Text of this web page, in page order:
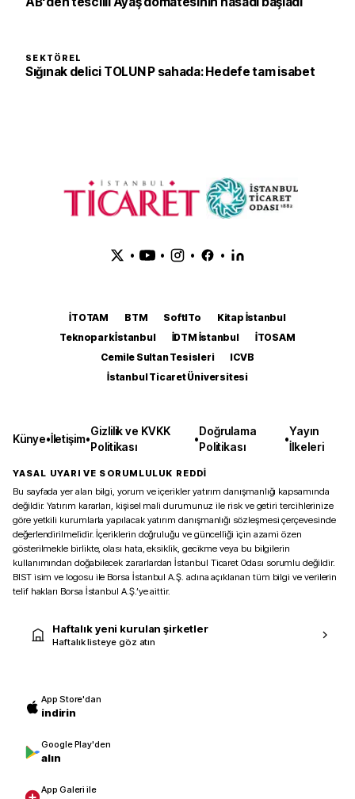
SEKTÖREL
Sığınak delici TOLUN P sahada: Hedefe tam isabet
• • • •
İTOTAM BTM SoftITo
Kitap İstanbul
Teknopark İstanbul
İDTM İstanbul
İTOSAM
Cemile Sultan Tesisleri
ICVB
İstanbul Ticaret Üniversitesi
Künye•İletişim•
Gizlilik ve KVKK
Politikası
•
Doğrulama
Politikası
•
Yayın
İlkeleri
YASAL UYARI VE SORUMLULUK REDDİ
Bu sayfada yer alan bilgi, yorum ve içerikler yatırım danışmanlığı kapsamında
değildir. Yatırım kararları, kişisel mali durumunuz ile risk ve getiri tercihlerinize
göre yetkili kurumlarla yapılacak yatırım danışmanlığı sözleşmesi çerçevesinde
değerlendirilmelidir. İçeriklerin doğruluğu ve güncelliği için azami özen
gösterilmekle birlikte, olası hata, eksiklik, gecikme veya bu bilgilerin
kullanımından doğabilecek zararlardan İstanbul Ticaret Odası sorumlu değildir.
BIST isim ve logosu ile Borsa İstanbul A.Ş. adına açıklanan tüm bilgi ve verilerin
telif hakları Borsa İstanbul A.Ş.’ye aittir.
Haftalık yeni kurulan şirketler
Haftalık listeye göz atın
App Store'dan
indirin
Google Play'den
alın
App Galeri ile